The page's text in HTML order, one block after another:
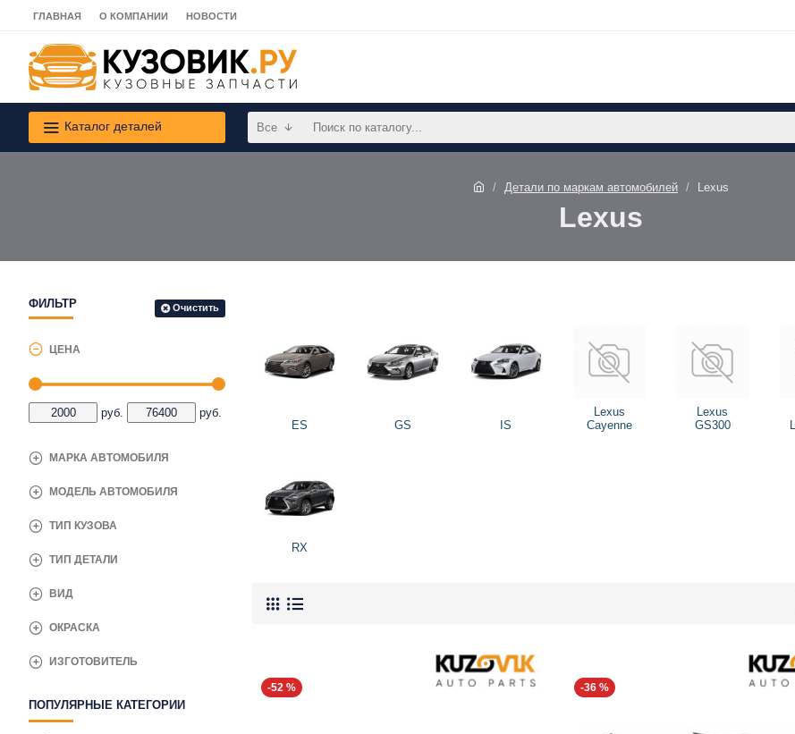
ГЛАВНАЯ О КОМПАНИИ НОВОСТИ
Каталог деталей Все
Детали по маркам автомобилей Lexus
Lexus
ФИЛЬТР Очистить
ЦЕНА
руб. руб.
МАРКА АВТОМОБИЛЯ
ОКРАСКА
МОДЕЛЬ АВТОМОБИЛЯ
ТИП КУЗОВА
ТИП ДЕТАЛИ
ИЗГОТОВИТЕЛЬ
ВИД
ПОПУЛЯРНЫЕ КАТЕГОРИИ
ES GS IS
Lexus
Cayenne
Lexus
GS300
RX
-52 % -36 %